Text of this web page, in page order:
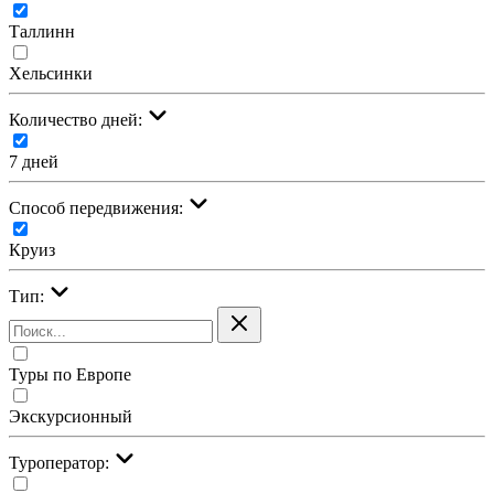
Таллинн
Хельсинки
Количество дней:
7 дней
Cпособ передвижения:
Круиз
Тип:
Туры по Европе
Экскурсионный
Туроператор: